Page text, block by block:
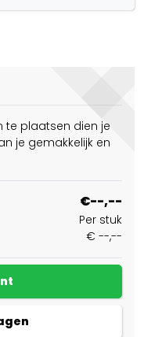
te plaatsen dien je
je gemakkelijk en
€--,--
Per stuk
€ --,--